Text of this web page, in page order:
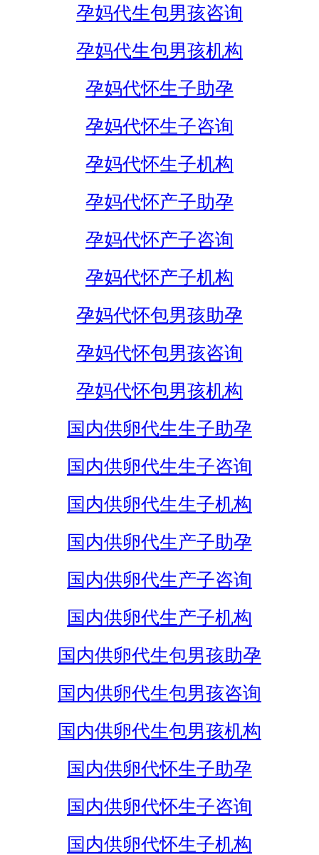
孕妈代生包男孩咨询
孕妈代生包男孩机构
孕妈代怀生子助孕
孕妈代怀生子咨询
孕妈代怀生子机构
孕妈代怀产子助孕
孕妈代怀产子咨询
孕妈代怀产子机构
孕妈代怀包男孩助孕
孕妈代怀包男孩咨询
孕妈代怀包男孩机构
国内供卵代生生子助孕
国内供卵代生生子咨询
国内供卵代生生子机构
国内供卵代生产子助孕
国内供卵代生产子咨询
国内供卵代生产子机构
国内供卵代生包男孩助孕
国内供卵代生包男孩咨询
国内供卵代生包男孩机构
国内供卵代怀生子助孕
国内供卵代怀生子咨询
国内供卵代怀生子机构